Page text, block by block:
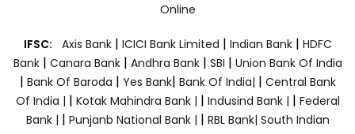
Online
IFSC: Axis Bank | ICICI Bank Limited | Indian Bank | HDFC
Bank| Canara Bank | Andhra Bank| SBI | Union Bank Of India
| Bank Of Baroda | Yes Bank| Bank Of India| | Central Bank
Of India | | Kotak Mahindra Bank | | Indusind Bank | | Federal
Bank | | Punjanb National Bank | | RBL Bank| South Indian